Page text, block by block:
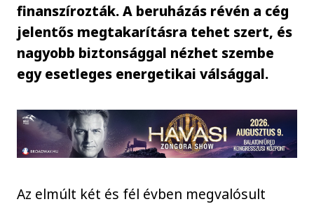
finanszírozták. A beruházás révén a cég
jelentős megtakarításra tehet szert, és
nagyobb biztonsággal nézhet szembe
egy esetleges energetikai válsággal.
Az elmúlt két és fél évben megvalósult